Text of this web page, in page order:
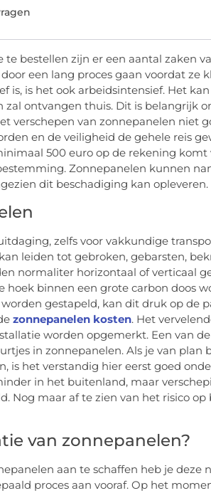
bestellen zijn er een aantal zaken
een lang proces gaan voordat ze
is, is het ook arbeidsintensief. Het
ontvangen thuis. Dit is belangrijk
verschepen van zonnepanelen niet
en de veiligheid de gehele reis
500 euro op de rekening komt
Zonnepanelen kunnen
dit beschadiging kan opleveren.
zelfs voor vakkundige
leiden tot gebroken, gebarsten,
normaliter horizontaal of verticaal
hoek binnen een grote carbon doos
gestapeld, kan dit druk op de
zonnepanelen kosten. Het
worden opgemerkt. Een van
in zonnepanelen. Als je van plan
is het verstandig hier eerst goed
in het buitenland, maar
Nog maar af te zien van het risico op
van zonnepanelen?
aan te schaffen heb je deze
proces aan vooraf. Op het